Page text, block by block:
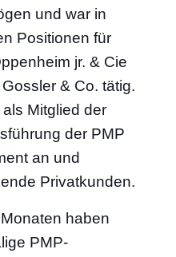
und war in
Positionen für
jr. & Cie
& Co. tätig.
Mitglied der
der PMP
an und
Privatkunden.
haben
PMP-